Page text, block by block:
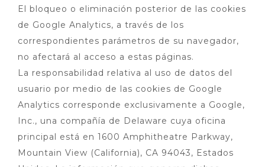
El bloqueo o eliminación posterior de las cookies
de Google Analytics, a través de los
correspondientes parámetros de su navegador,
no afectará al acceso a estas páginas.
La responsabilidad relativa al uso de datos del
usuario por medio de las cookies de Google
Analytics corresponde exclusivamente a Google,
Inc., una compañía de Delaware cuya oficina
principal está en 1600 Amphitheatre Parkway,
Mountain View (California), CA 94043, Estados